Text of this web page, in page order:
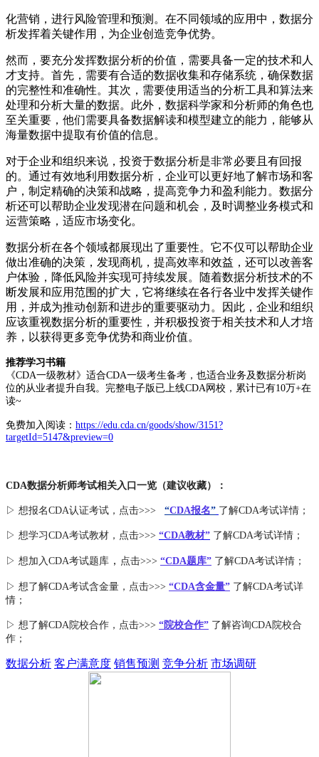
化营销，进行风险管理和预测。在不同领域的应用中，数据分
析发挥着关键作用，为企业创造竞争优势。
然而，要充分发挥数据分析的价值，需要具备一定的技术和人
才支持。首先，需要有合适的数据收集和存储系统，确保数据
的完整性和准确性。其次，需要使用适当的分析工具和算法来
处理和分析大量的数据。此外，数据科学家和分析师的角色也
至关重要，他们需要具备数据解读和模型建立的能力，能够从
海量数据中提取有价值的信息。
对于企业和组织来说，投资于数据分析是非常必要且有回报
的。通过有效地利用数据分析，企业可以更好地了解市场和客
户，制定精确的决策和战略，提高竞争力和盈利能力。数据分
析还可以帮助企业发现潜在问题和机会，及时调整业务模式和
运营策略，适应市场变化。
数据分析在各个领域都展现出了重要性。它不仅可以帮助企业
做出准确的决策，发现商机，提高效率和效益，还可以改善客
户体验，降低风险并实现可持续发展。随着数据分析技术的不
断发展和应用范围的扩大，它将继续在各行各业中发挥关键作
用，并成为推动创新和进步的重要驱动力。因此，企业和组织
应该重视数据分析的重要性，并积极投资于相关技术和人才培
养，以获得更多竞争优势和商业价值。
推荐学习书籍
《CDA一级教材》适合CDA一级考生备考，也适合业务及数据分析岗
位的从业者提升自我。完整电子版已上线CDA网校，累计已有10万+在
读~
免费加入阅读： https://edu.cda.cn/goods/show/3151?
targetId=5147&preview=0
CDA数据分析师考试相关入口一览（建议收藏）：
▷ 想报名CDA认证考试，点击>>> “CDA报名” 了解CDA考试详情；
▷ 想学习CDA考试教材，点击>>> “CDA教材” 了解CDA考试详情；
▷ 想加入CDA考试题库 ， 点击>>> “CDA题库” 了解CDA考试详情；
▷ 想了解CDA考试含金量 ，点击>>> “CDA含金量” 了解CDA考试详
情；
▷ 想了解CDA院校合作 ，点击>>> “院校合作” 了解咨询CDA院校合
作；
数据分析 客户满意度 销售预测 竞争分析 市场调研